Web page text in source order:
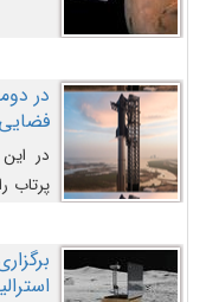
در
فضایی تاریخ
در
پرتاب
را